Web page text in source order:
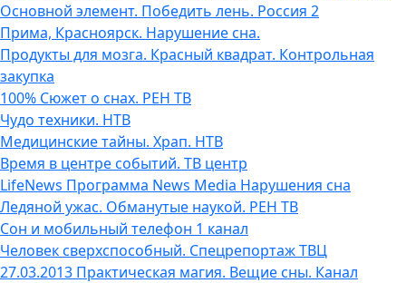
Основной элемент. Победить лень. Россия 2
Прима, Красноярск. Нарушение сна.
Продукты для мозга. Красный квадрат. Контрольная
закупка
100% Сюжет о снах. РЕН ТВ
Чудо техники. НТВ
Медицинские тайны. Храп. НТВ
Время в центре событий. ТВ центр
LifeNews Программа News Media Нарушения сна
Ледяной ужас. Обманутые наукой. РЕН TВ
Сон и мобильный телефон 1 канал
Человек сверхспособный. Спецрепортаж ТВЦ
27.03.2013 Практическая магия. Вещие сны. Канал